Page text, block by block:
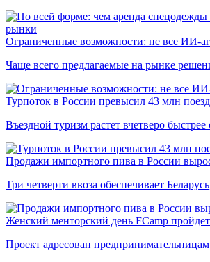
рынки
Ограниченные возможности: не все ИИ-
Чаще всего предлагаемые на рынке
Турпоток в России превысил 43 млн
Въездной туризм растет вчетверо
Продажи импортного пива в России
Три четверти ввоза обеспечивает
Женский менторский день FCamp
Проект адресован